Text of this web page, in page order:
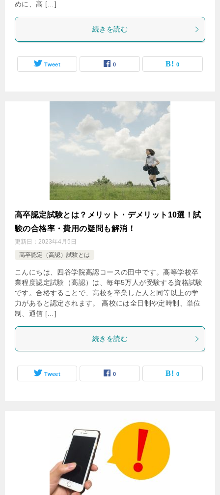
めに、高 […]
続きを読む
Tweet 0 0
高卒認定試験とは？メリット・デメリット10選！試
験の合格率・費用の疑問も解消！
更新日： 2023年4月5日
高卒認定（高認）試験とは
こんにちは、四谷学院高認コースの田中です。高等学校卒
業程度認定試験（高認）は、毎年5万人が受験する資格試験
です。合格することで、高校を卒業した人と同等以上の学
力があると認定されます。 高校には全日制や定時制、単位
制、通信 […]
続きを読む
Tweet 0 0